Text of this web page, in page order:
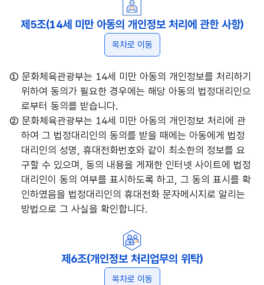
제5조(14세 미만 아동의 개인정보 처리에 관한 사항)
목차로 이동
① 문화체육관광부는 14세 미만 아동의 개인정보를 처리하기
위하여 동의가 필요한 경우에는 해당 아동의 법정대리인으
로부터 동의를 받습니다.
② 문화체육관광부는 14세 미만 아동의 개인정보 처리에 관
하여 그 법정대리인의 동의를 받을 때에는 아동에게 법정
대리인의 성명, 휴대전화번호와 같이 최소한의 정보를 요
구할 수 있으며, 동의 내용을 게재한 인터넷 사이트에 법정
대리인이 동의 여부를 표시하도록 하고, 그 동의 표시를 확
인하였음을 법정대리인의 휴대전화 문자메시지로 알리는
방법으로 그 사실을 확인합니다.
제6조(개인정보 처리업무의 위탁)
목차로 이동